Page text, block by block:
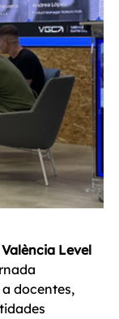
València Level
docentes,